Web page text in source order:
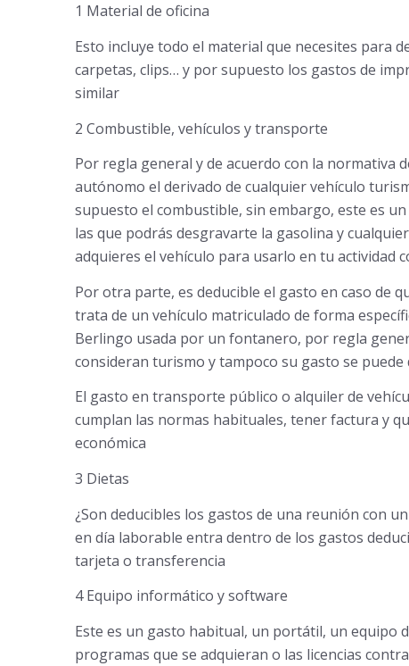
1 Material de oficina
Esto incluye todo el material que necesites para
carpetas, clips… y por supuesto los gastos de
similar
2 Combustible, vehículos y transporte
Por regla general y de acuerdo con la normativa
autónomo el derivado de cualquier vehículo
supuesto el combustible, sin embargo, este es
las que podrás desgravarte la gasolina y
adquieres el vehículo para usarlo en tu actividad
Por otra parte, es deducible el gasto en caso de
trata de un vehículo matriculado de forma
Berlingo usada por un fontanero, por regla
consideran turismo y tampoco su gasto se puede
El gasto en transporte público o alquiler de
cumplan las normas habituales, tener factura y
económica
3 Dietas
¿Son deducibles los gastos de una reunión con
en día laborable entra dentro de los gastos
tarjeta o transferencia
4 Equipo informático y software
Este es un gasto habitual, un portátil, un equipo
programas que se adquieran o las licencias